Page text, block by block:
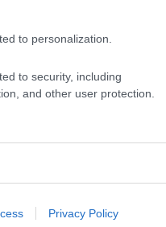
to personalization.
to security, including
and other user protection.
Privacy Policy